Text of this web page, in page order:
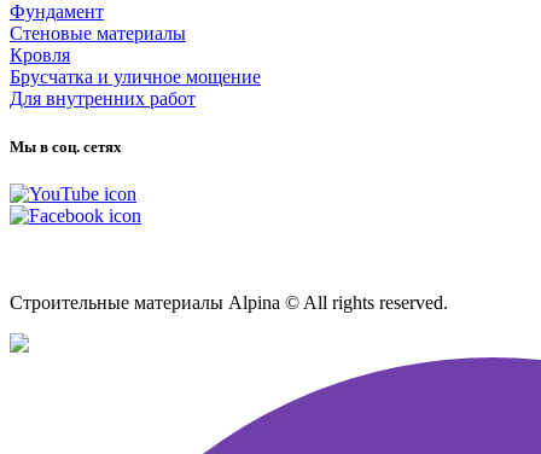
Фундамент
Стеновые материалы
Кровля
Брусчатка и уличное мощение
Для внутренних работ
Мы в соц. сетях
Строительные материалы Alpina © All rights reserved.